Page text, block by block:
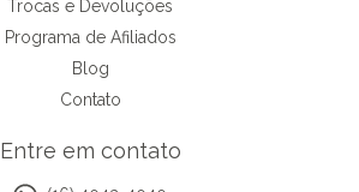
Trocas e Devoluções
Programa de Afiliados
Blog
Contato
Entre em contato